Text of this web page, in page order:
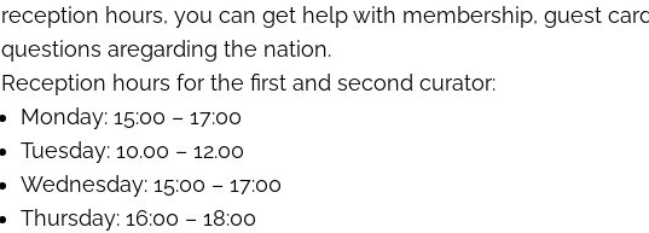
reception hours, you can get help with membership, guest
questions aregarding the nation.
Reception hours for the first and second curator:
Monday: 15:00 – 17:00
Tuesday: 10.00 – 12.00
Wednesday: 15:00 – 17:00
Thursday: 16:00 – 18:00